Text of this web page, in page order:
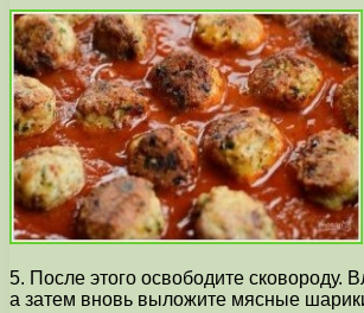
5. После этого освободите сковороду.
а затем вновь выложите мясные